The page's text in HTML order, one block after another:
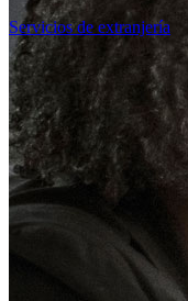
Servicios de extranjería